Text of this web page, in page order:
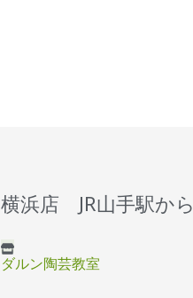
横浜店 JR山手駅か
ダルン陶芸教室